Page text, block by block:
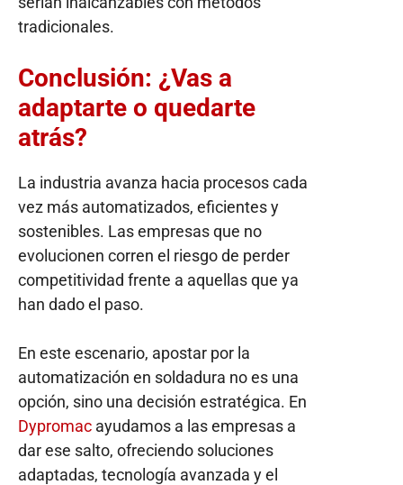
tradicionales.
Conclusión: ¿Vas a
adaptarte o quedarte
atrás?
La industria avanza hacia procesos cada
vez más automatizados, eficientes y
sostenibles. Las empresas que no
evolucionen corren el riesgo de perder
competitividad frente a aquellas que ya
han dado el paso.
En este escenario, apostar por la
automatización en soldadura no es una
opción, sino una decisión estratégica. En
Dypromac ayudamos a las empresas a
dar ese salto, ofreciendo soluciones
adaptadas, tecnología avanzada y el